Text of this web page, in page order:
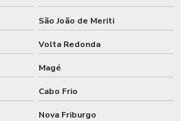
para condomínios
para portas
São João de Meriti
Volta Redonda
Magé
Cabo Frio
Nova Friburgo